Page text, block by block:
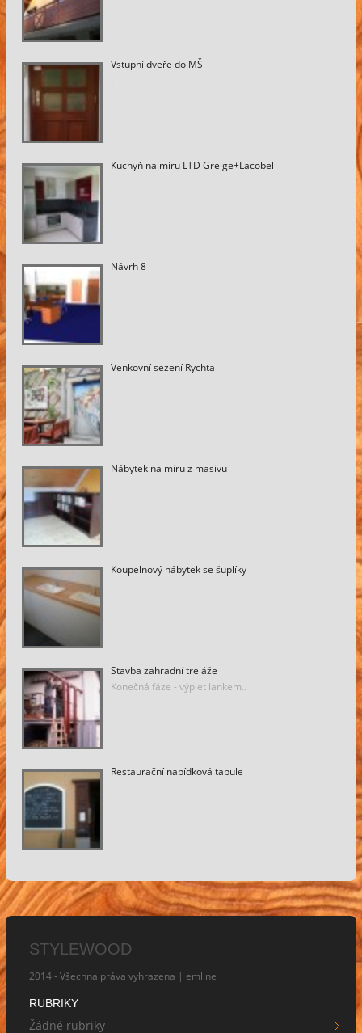
Vstupní dveře do MŠ
.
Kuchyň na míru LTD Greige+Lacobel
.
Návrh 8
.
Venkovní sezení Rychta
.
Nábytek na míru z masivu
.
Koupelnový nábytek se šuplíky
.
Stavba zahradní treláže
Konečná fáze - výplet lankem..
Restaurační nabídková tabule
.
STYLEWOOD
2014 - Všechna práva vyhrazena | emline
RUBRIKY
Žádné rubriky